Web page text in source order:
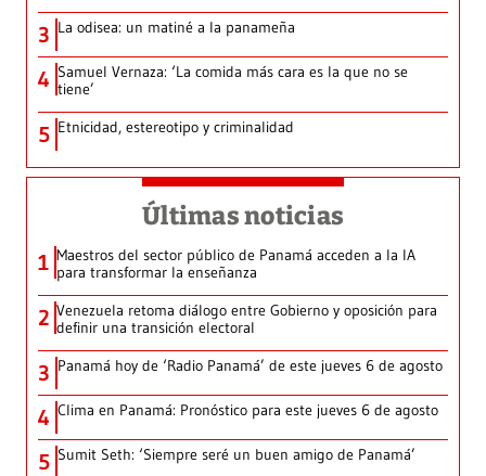
3 La odisea: un matiné a la panameña
4 Samuel Vernaza: ‘La comida más cara es la que no se
tiene’
5 Etnicidad, estereotipo y criminalidad
Últimas noticias
1 Maestros del sector público de Panamá acceden a la IA
para transformar la enseñanza
2 Venezuela retoma diálogo entre Gobierno y oposición para
definir una transición electoral
3 Panamá hoy de ‘Radio Panamá’ de este jueves 6 de agosto
4 Clima en Panamá: Pronóstico para este jueves 6 de agosto
5 Sumit Seth: ‘Siempre seré un buen amigo de Panamá’